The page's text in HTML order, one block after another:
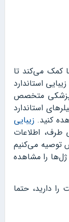
کمک می‌کند تا
استاندارد
پزشکی متخصص
استاندارد
کنید. زیبایی
طرف، اطلاعات
توصیه می‌کنیم
ژل‌ها را مشاهده
دارید، حتما